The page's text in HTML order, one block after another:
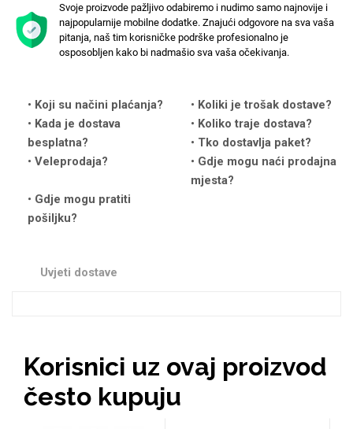
Svoje proizvode pažljivo odabiremo i nudimo samo najnovije i
najpopularnije mobilne dodatke. Znajući odgovore na sva vaša
pitanja, naš tim korisničke podrške profesionalno je
osposobljen kako bi nadmašio sva vaša očekivanja.
Koji su načini plaćanja?
Koliki je trošak dostave?
Kada je dostava
besplatna?
Koliko traje dostava?
Tko dostavlja paket?
Veleprodaja?
Gdje mogu naći prodajna
mjesta?
Gdje mogu pratiti
pošiljku?
Uvjeti dostave
Korisnici uz ovaj proizvod
često kupuju
Love motivi I Need Some Space
Quotes Collection